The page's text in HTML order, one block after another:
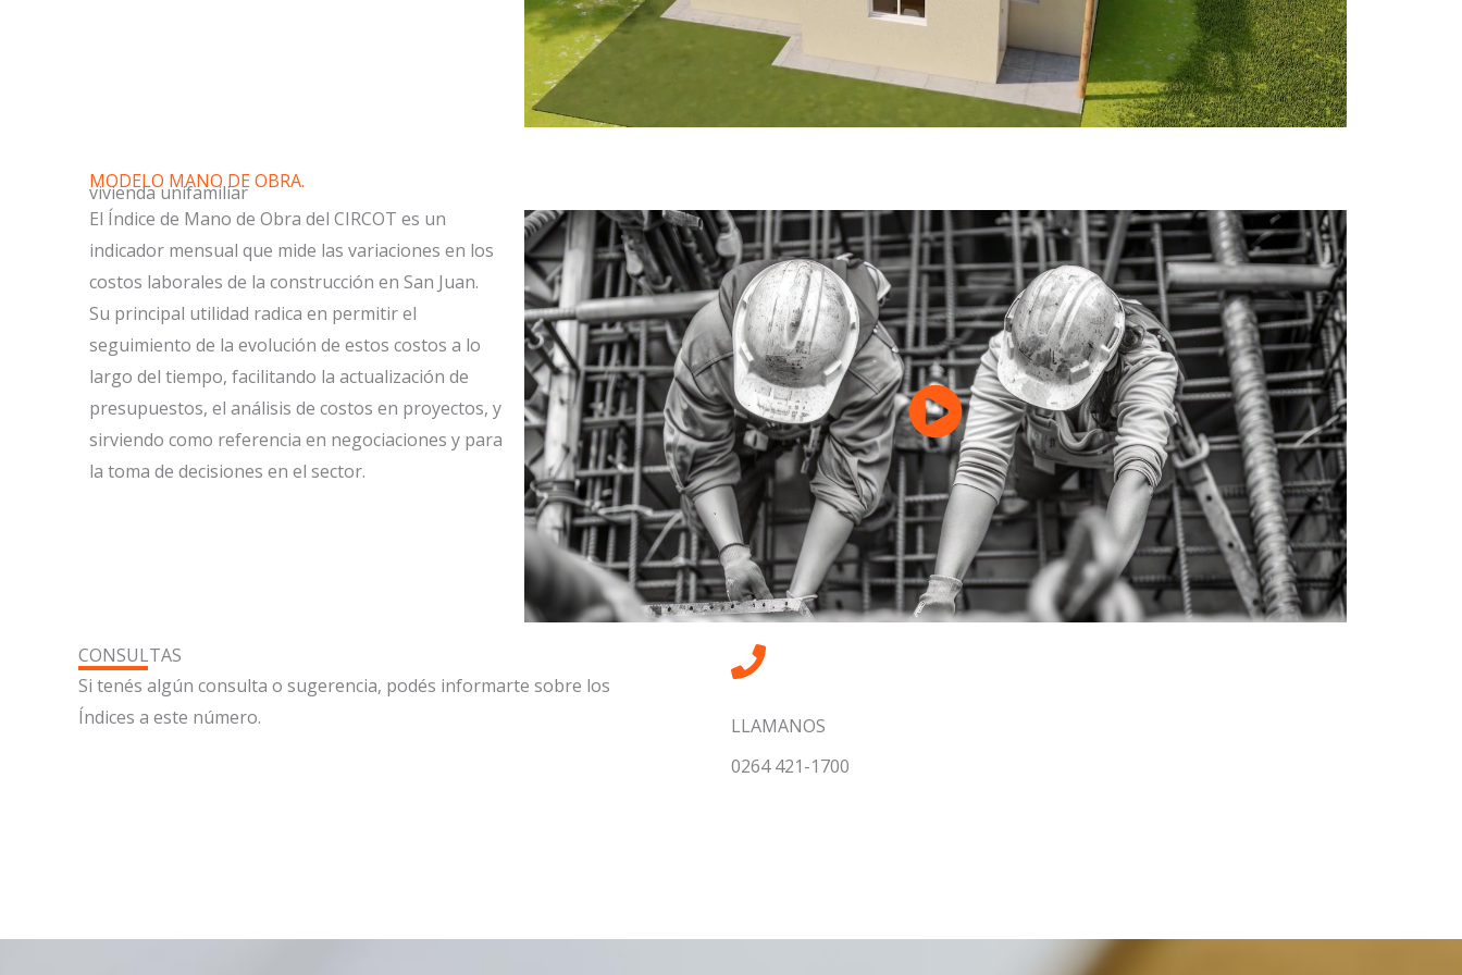
MODELO MANO DE OBRA.
vivienda unifamiliar
El Índice de Mano de Obra del CIRCOT es un
indicador mensual que mide las variaciones en los
costos laborales de la construcción en San Juan.
Su principal utilidad radica en permitir el
seguimiento de la evolución de estos costos a lo
largo del tiempo, facilitando la actualización de
presupuestos, el análisis de costos en proyectos, y
sirviendo como referencia en negociaciones y para
la toma de decisiones en el sector.
CONSULTAS
Si tenés algún consulta o sugerencia, podés informarte sobre los
Índices a este número.
LLAMANOS
0264 421-1700